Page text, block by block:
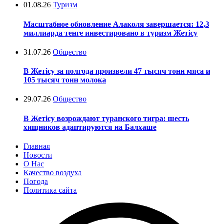
01.08.26 Туризм
Масштабное обновление Алаколя завершается: 12,3
миллиарда тенге инвестировано в туризм Жетісу
31.07.26 Общество
В Жетісу за полгода произвели 47 тысяч тонн мяса и
105 тысяч тонн молока
29.07.26 Общество
В Жетісу возрождают туранского тигра: шесть
хищников адаптируются на Балхаше
Главная
Новости
О Нас
Качество воздуха
Погода
Политика сайта